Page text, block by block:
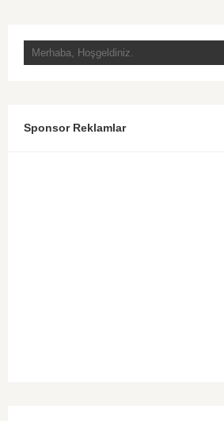
Sponsor Reklamlar